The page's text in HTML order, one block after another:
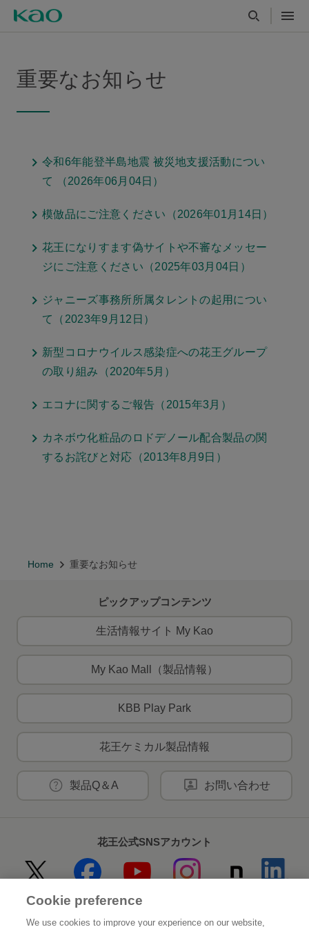
重要なお知らせ
令和6年能登半島地震 被災地支援活動につい
て （2026年06月04日）
模倣品にご注意ください（2026年01月14日）
花王になりすます偽サイトや不審なメッセー
ジにご注意ください（2025年03月04日）
ジャニーズ事務所所属タレントの起用につい
て（2023年9月12日）
新型コロナウイルス感染症への花王グループ
の取り組み（2020年5月）
エコナに関するご報告（2015年3月）
カネボウ化粧品のロドデノール配合製品の関
するお詫びと対応（2013年8月9日）
Home 重要なお知らせ
ピックアップコンテンツ
生活情報サイト My Kao
My Kao Mall（製品情報）
KBB Play Park
花王ケミカル製品情報
製品Q＆A お問い合わせ
花王公式SNSアカウント
Home 花王について
Cookie preference
We use cookies to improve your experience on our website,